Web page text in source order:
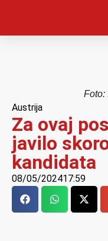
Foto:
Austrija
Za ovaj
javilo
kandidata
08/05/202417:59